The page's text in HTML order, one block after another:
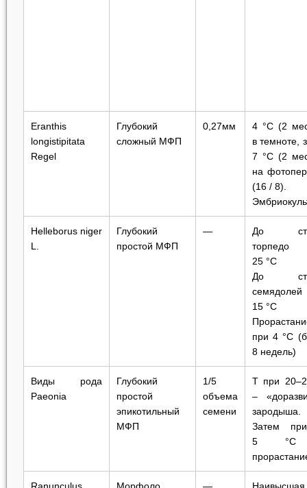
Eranthis
longistipitata
Regel
Глубокий
сложный МФП
0,27мм
4 °С (2
в темноте,
7 °С (2
на
(16 / 8).
Helleborus niger
L.
Глубокий
простой МФП
—
До
торпедо
25 °C
До
15 °C
при 4 °С
8 недель)
Виды рода
Paeonia
Глубокий
простой
эпикотильный
МФП
1/5
объема
семени
Т при
‒
зародыша.
Затем
5
Ranunculus
Морфоло
—
Наивысшая